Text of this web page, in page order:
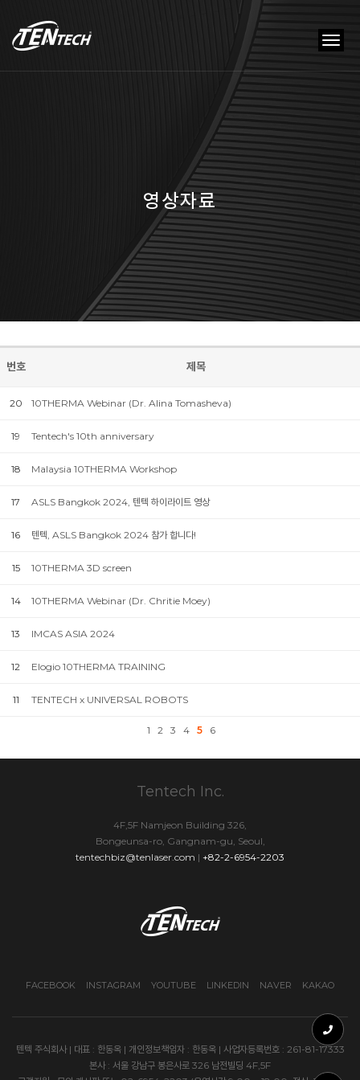
영상자료
번호 제목
20 10THERMA Webinar (Dr. Alina Tomasheva)
19 Tentech's 10th anniversary
18 Malaysia 10THERMA Workshop
17 ASLS Bangkok 2024, 텐텍 하이라이트 영상
16 텐텍, ASLS Bangkok 2024 참가 합니다!
15 10THERMA 3D screen
14 10THERMA Webinar (Dr. Chritie Moey)
13 IMCAS ASIA 2024
12 Elogio 10THERMA TRAINING
11 TENTECH x UNIVERSAL ROBOTS
1 2 3 4 5 6
Tentech Inc.
4F,5F Namjeon Building 326,
Bongeunsa-ro, Gangnam-gu, Seoul,
tentechbiz@tenlaser.com | +82-2-6954-2203
FACEBOOK INSTAGRAM YOUTUBE LINKEDIN NAVER KAKAO
텐텍 주식회사 | 대표 : 한동옥 | 개인정보책임자 : 한동옥 | 사업자등록번호 : 261-81-17333
본사 : 서울 강남구 봉은사로 326 남전빌딩 4F,5F